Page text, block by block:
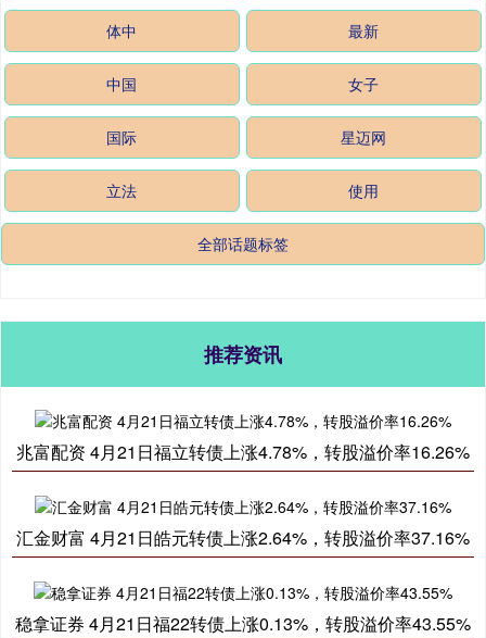
体中 最新
中国 女子
国际 星迈网
立法 使用
全部话题标签
推荐资讯
兆富配资 4月21日福立转债上涨4.78%，转股溢价率16.26%
汇金财富 4月21日皓元转债上涨2.64%，转股溢价率37.16%
稳拿证券 4月21日福22转债上涨0.13%，转股溢价率43.55%